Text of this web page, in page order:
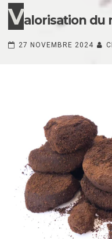
Valorisation du
27 NOVEMBRE 2024